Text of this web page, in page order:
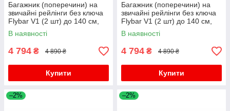
Багажник (поперечини) на
звичайні рейлінги без ключа
Flybar V1 (2 шт) до 140 см,
Сірий для Volkswagen Tiguan
2016-2023 рр
В наявності
4 794 ₴ 4 890 ₴
Купити
Багажник (поперечини) на
звичайні рейлінги без ключа
Flybar V1 (2 шт) до 140 см,
Чорний для Volkswagen
Tiguan 2016-2023 рр
В наявності
4 794 ₴ 4 890 ₴
Купити
–2% –2%